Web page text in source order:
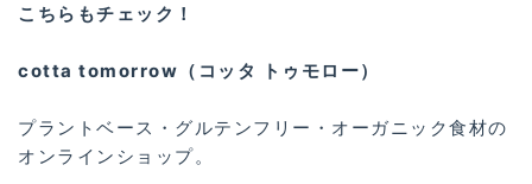
こちらもチェック！
cotta tomorrow（コッタ トゥモロー）
プラントベース・グルテンフリー・オーガニック食材の
オンラインショップ。